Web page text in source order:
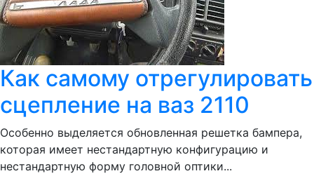
Как самому отрегулировать
сцепление на ваз 2110
Особенно выделяется обновленная решетка бампера,
которая имеет нестандартную конфигурацию и
нестандартную форму головной оптики...